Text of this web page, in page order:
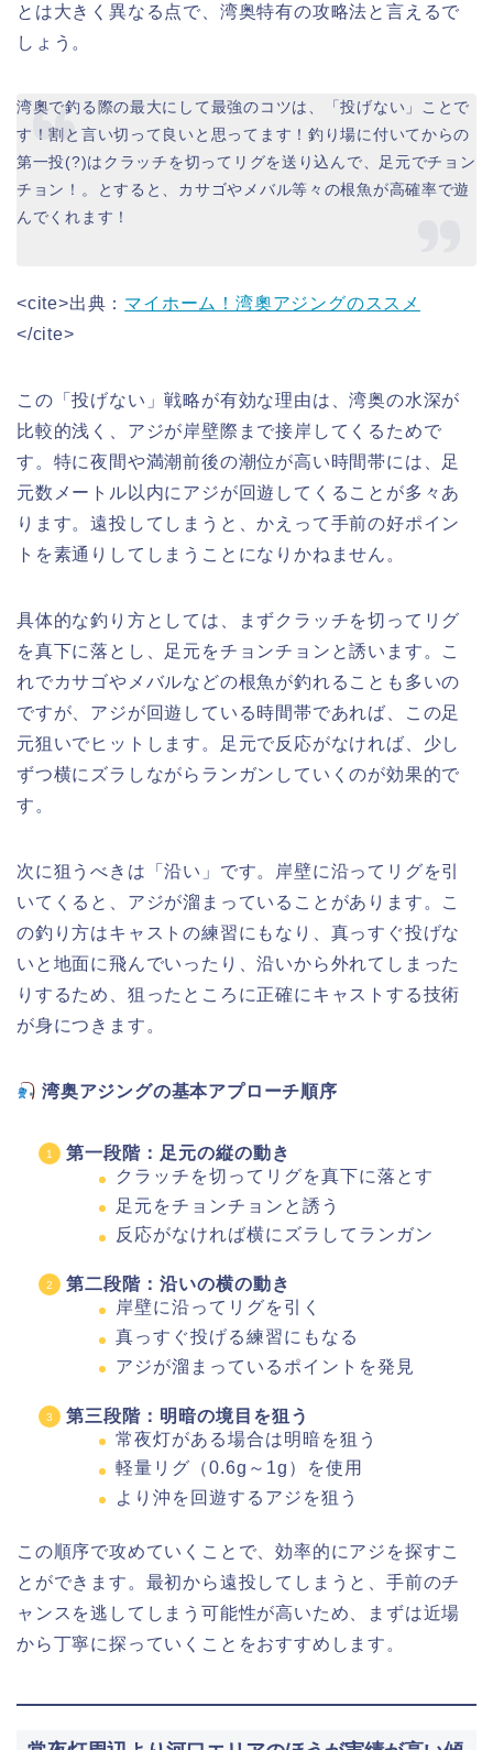
とは大きく異なる点で、湾奥特有の攻略法と言えるで
しょう。
湾奧で釣る際の最大にして最強のコツは、「投げない」ことで
す！割と言い切って良いと思ってます！釣り場に付いてからの
第一投(?)はクラッチを切ってリグを送り込んで、足元でチョン
チョン！。とすると、カサゴやメバル等々の根魚が高確率で遊
んでくれます！
<cite>出典： マイホーム！湾奧アジングのススメ
</cite>
この「投げない」戦略が有効な理由は、湾奥の水深が
比較的浅く、アジが岸壁際まで接岸してくるためで
す。特に夜間や満潮前後の潮位が高い時間帯には、足
元数メートル以内にアジが回遊してくることが多々あ
ります。遠投してしまうと、かえって手前の好ポイン
トを素通りしてしまうことになりかねません。
具体的な釣り方としては、まずクラッチを切ってリグ
を真下に落とし、足元をチョンチョンと誘います。こ
れでカサゴやメバルなどの根魚が釣れることも多いの
ですが、アジが回遊している時間帯であれば、この足
元狙いでヒットします。足元で反応がなければ、少し
ずつ横にズラしながらランガンしていくのが効果的で
す。
次に狙うべきは「沿い」です。岸壁に沿ってリグを引
いてくると、アジが溜まっていることがあります。こ
の釣り方はキャストの練習にもなり、真っすぐ投げな
いと地面に飛んでいったり、沿いから外れてしまった
りするため、狙ったところに正確にキャストする技術
が身につきます。
湾奥アジングの基本アプローチ順序
第一段階：足元の縦の動き
クラッチを切ってリグを真下に落とす
足元をチョンチョンと誘う
反応がなければ横にズラしてランガン
第二段階：沿いの横の動き
岸壁に沿ってリグを引く
真っすぐ投げる練習にもなる
アジが溜まっているポイントを発見
第三段階：明暗の境目を狙う
常夜灯がある場合は明暗を狙う
軽量リグ（0.6g～1g）を使用
より沖を回遊するアジを狙う
この順序で攻めていくことで、効率的にアジを探すこ
とができます。最初から遠投してしまうと、手前のチ
ャンスを逃してしまう可能性が高いため、まずは近場
から丁寧に探っていくことをおすすめします。